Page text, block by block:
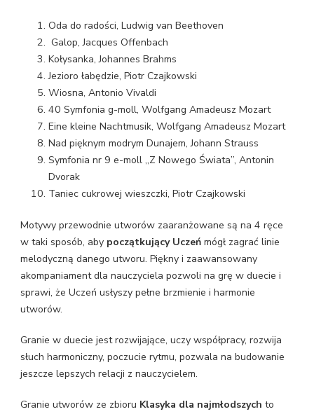
nauczyciela,
rodzica)
Oda do radości, Ludwig van Beethoven
Galop, Jacques Offenbach
Kołysanka, Johannes Brahms
Jezioro łabędzie, Piotr Czajkowski
Wiosna, Antonio Vivaldi
40 Symfonia g-moll, Wolfgang Amadeusz Mozart
Eine kleine Nachtmusik, Wolfgang Amadeusz Mozart
Nad pięknym modrym Dunajem, Johann Strauss
Symfonia nr 9 e-moll „Z Nowego Świata”, Antonin
Dvorak
Taniec cukrowej wieszczki, Piotr Czajkowski
Motywy przewodnie utworów zaaranżowane są na 4 ręce
w taki sposób, aby początkujący Uczeń mógł zagrać linie
melodyczną danego utworu. Piękny i zaawansowany
akompaniament dla nauczyciela pozwoli na grę w duecie i
sprawi, że Uczeń usłyszy pełne brzmienie i harmonie
utworów.
Granie w duecie jest rozwijające, uczy współpracy, rozwija
słuch harmoniczny, poczucie rytmu, pozwala na budowanie
jeszcze lepszych relacji z nauczycielem.
Granie utworów ze zbioru Klasyka dla najmłodszych to